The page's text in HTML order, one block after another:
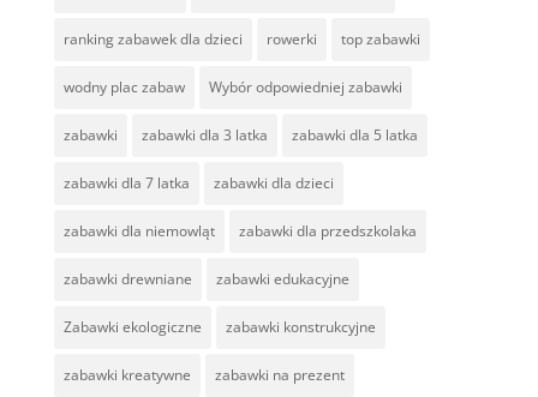
ranking zabawek dla dzieci rowerki top zabawki
wodny plac zabaw Wybór odpowiedniej zabawki
zabawki zabawki dla 3 latka zabawki dla 5 latka
zabawki dla 7 latka zabawki dla dzieci
zabawki dla niemowląt zabawki dla przedszkolaka
zabawki drewniane zabawki edukacyjne
Zabawki ekologiczne zabawki konstrukcyjne
zabawki kreatywne zabawki na prezent